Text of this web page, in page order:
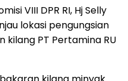
VIII DPR RI, Hj Selly
lokasi pengungsian
PT Pertamina RU